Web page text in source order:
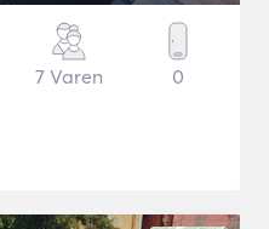
7 Varen 0